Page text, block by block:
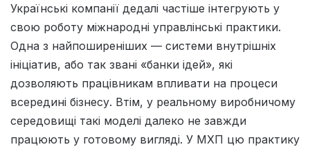
Українські компанії дедалі частіше інтегрують у
свою роботу міжнародні управлінські практики.
Одна з найпоширеніших — системи внутрішніх
ініціатив, або так звані «банки ідей», які
дозволяють працівникам впливати на процеси
всередині бізнесу. Втім, у реальному виробничому
середовищі такі моделі далеко не завжди
працюють у готовому вигляді. У МХП цю практику